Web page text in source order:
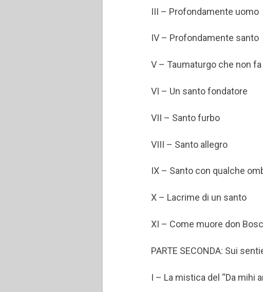
III – Profondamente uomo
IV – Profondamente santo
V – Taumaturgo che non fa
VI – Un santo fondatore
VII – Santo furbo
VIII – Santo allegro
IX – Santo con qualche
X – Lacrime di un santo
XI – Come muore don
PARTE SECONDA: Sui
I – La mistica del “Da mihi